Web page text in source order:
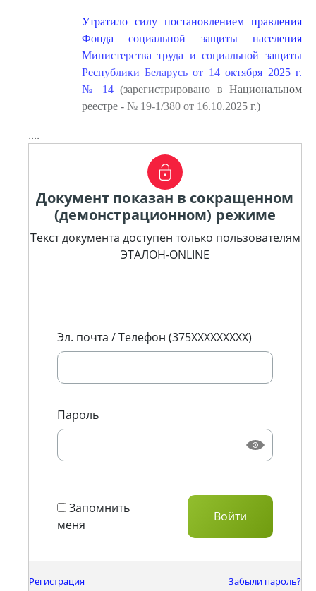
Утратило силу постановлением правления
Фонда социальной защиты населения
Министерства труда и социальной защиты
Республики Беларусь от 14 октября 2025 г.
№ 14 (зарегистрировано в Национальном
реестре - № 19-1/380 от 16.10.2025 г.)
....
Документ показан в сокращенном
(демонстрационном) режиме
Текст документа доступен только пользователям
ЭТАЛОН-ONLINE
Эл. почта / Телефон (375XXXXXXXXX)
Пароль
Запомнить
меня
Регистрация Забыли пароль?